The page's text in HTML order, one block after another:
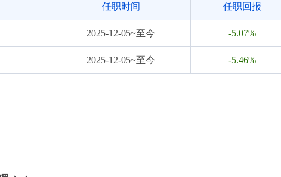
任职时间 任职回报
2025-12-05~至今 -5.07%
2025-12-05~至今 -5.46%